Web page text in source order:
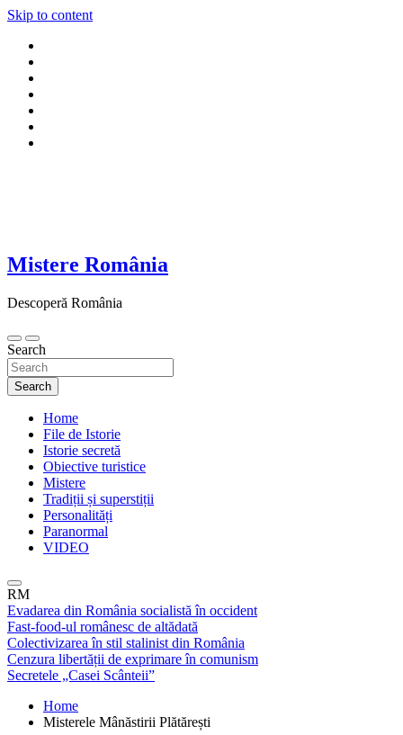
Skip to content
Mistere România
Descoperă România
Search
Search
Home
File de Istorie
Istorie secretă
Obiective turistice
Mistere
Tradiții și superstiții
Personalități
Paranormal
VIDEO
RM
Evadarea din România socialistă în occident
Fast-food-ul românesc de altădată
Colectivizarea în stil stalinist din România
Cenzura libertății de exprimare în comunism
Secretele „Casei Scânteii”
Home
Misterele Mânăstirii Plătărești